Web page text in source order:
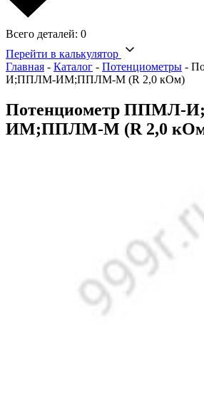
Всего деталей: 0
Перейти в калькулятор
Главная - Каталог - Потенциометры -
И;ППЛМ-ИМ;ППЛМ-М (R 2,0 кОм)
Потенциометр ППМЛ-
ИМ;ППЛМ-М (R 2,0